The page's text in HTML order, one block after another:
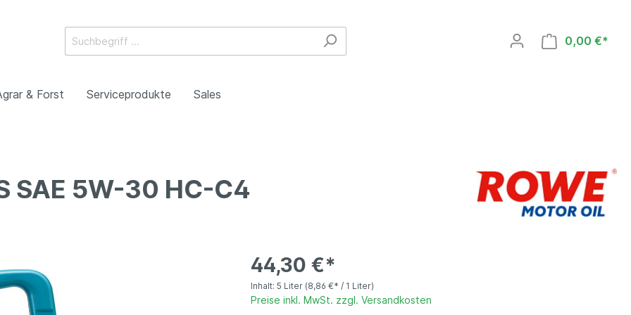
0,00 €*
& Forst Serviceprodukte Sales
Oldtimer
Automatik
Serviceprodukte
Ölbindemittel
SAE 5W-30 HC-C4
44,30 €*
Inhalt: 5 Liter (8,86 €* / 1 Liter)
Preise inkl. MwSt. zzgl. Versandkosten